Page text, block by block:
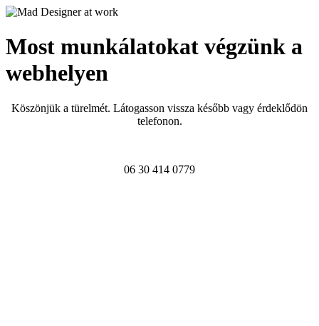
Most munkálatokat végzünk a
webhelyen
Köszönjük a türelmét. Látogasson vissza később vagy érdeklődön
telefonon.
06 30 414 0779